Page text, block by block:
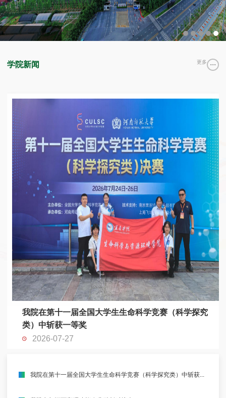
学院新闻 更多
我院在第十一届全国大学生生命科学竞赛（科学探究
类）中斩获一等奖
2026-07-27
我院在第十一届全国大学生生命科学竞赛（科学探究类）中斩获...